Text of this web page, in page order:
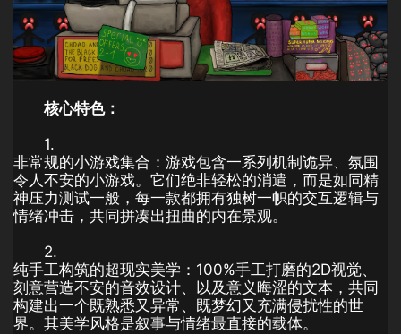
核心特色：
1.
非常规的小游戏集合：游戏包含一系列机制诡异、氛围
令人不安的小游戏。它们绝非轻松的消遣，而是如同精
神压力测试一般，每一款都拥有独树一帜的交互逻辑与
情绪冲击，共同拼凑出扭曲的内在景观。
2.
纯手工构筑的超现实美学：100%手工打磨的2D视觉、
刻意营造不安的音效设计、以及意义晦涩的文本，共同
构建出一个既熟悉又异常、既梦幻又充满侵扰性的世
界。其美学风格是叙事与情绪最直接的载体。